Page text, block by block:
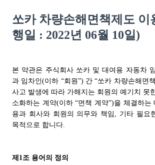
쏘카 차량손해면책제도 이
행일 : 2022년 06월 10일)
본 약관은 주식회사 쏘카 및 대여용 자동차
과 임차인(이하 “회원”) 간 “쏘카 차량손해면
사고 발생에 따라 가해지는 회원의 예기치 못
소화하는 계약(이하 “면책 계약”)을 체결하는
용과 회사와 회원의 의무와 책임, 기타 필요
목적으로 합니다.
제1조 용어의 정의